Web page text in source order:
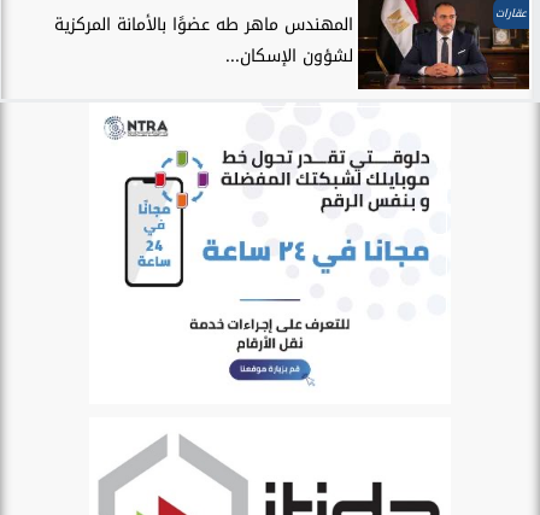
عقارات
المهندس ماهر طه عضوًا بالأمانة المركزية
لشؤون الإسكان...